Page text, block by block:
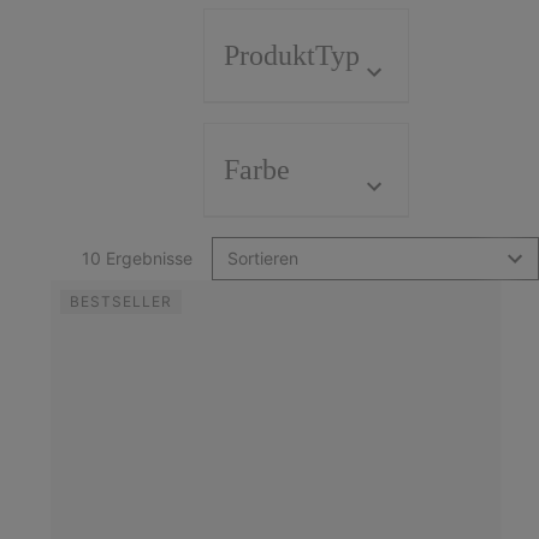
ProduktTyp
Farbe
10 Ergebnisse Sortieren
BESTSELLER